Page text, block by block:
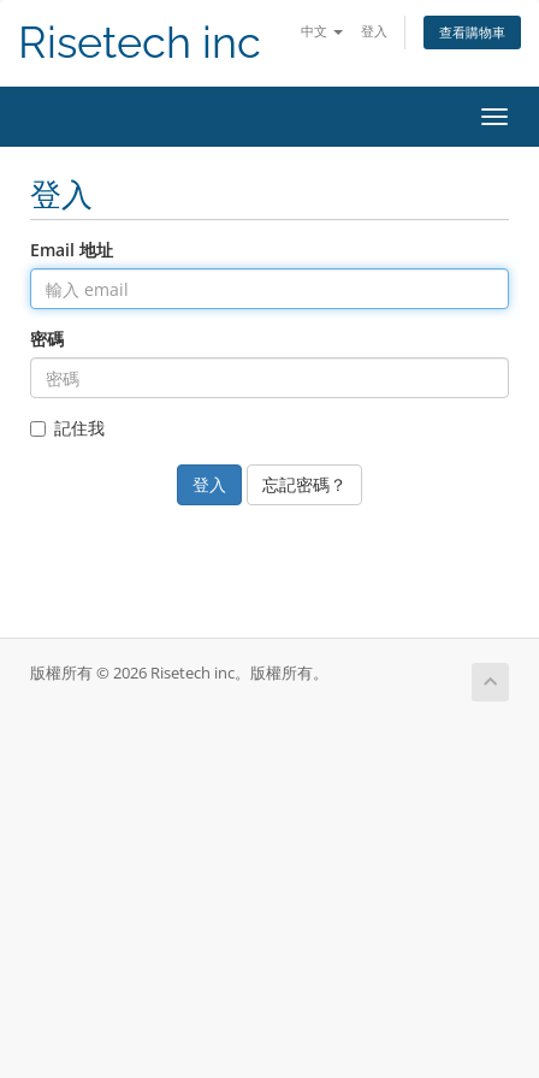
中文 登入 查看購物車
Risetech inc
切
換
登入
Email 地址
密碼
記住我
忘記密碼？
版權所有 © 2026 Risetech inc。版權所有。